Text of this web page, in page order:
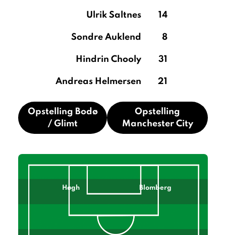
Ulrik Saltnes 14
Sondre Auklend 8
Hindrin Chooly 31
Andreas Helmersen 21
Opstelling Bodø
/ Glimt
Opstelling
Manchester City
Høgh Blomberg